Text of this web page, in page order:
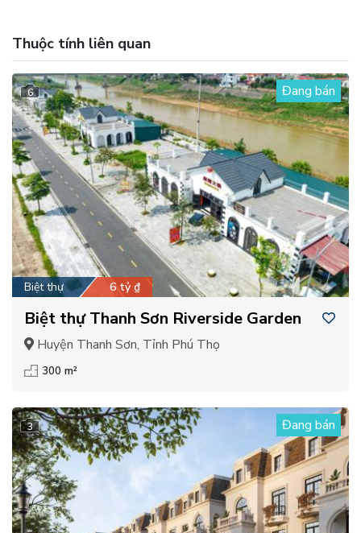
Thuộc tính liên quan
6 Đang bán
Biệt thự 6 tỷ ₫
Biệt thự Thanh Sơn Riverside Garden
Huyện Thanh Sơn, Tỉnh Phú Thọ
300 m²
3 Đang bán